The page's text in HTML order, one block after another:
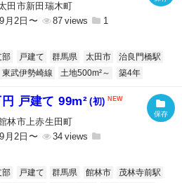
田市新田瑞木町
月2日〜
87 1
部 戸建て 群馬県 太田市
治良門橋駅
東武伊勢崎線 土地500m²～ 築4年
戸建て 99m² (初)
林市上赤生田町
月2日〜
34
部 戸建て 群馬県 館林市
茂林寺前駅